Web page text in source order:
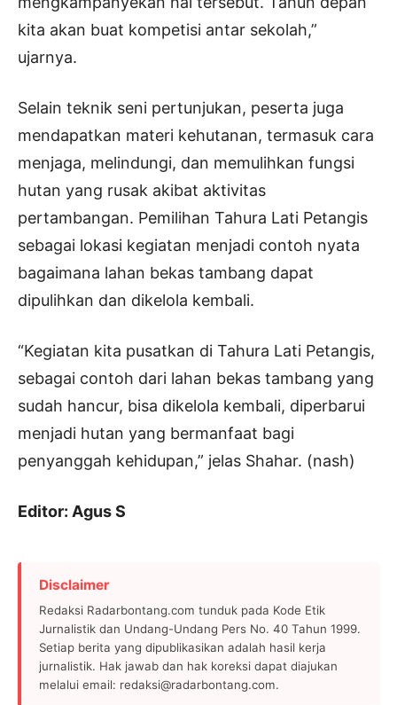
kita akan buat kompetisi antar sekolah,”
ujarnya.
Selain teknik seni pertunjukan, peserta juga
mendapatkan materi kehutanan, termasuk cara
menjaga, melindungi, dan memulihkan fungsi
hutan yang rusak akibat aktivitas
pertambangan. Pemilihan Tahura Lati Petangis
sebagai lokasi kegiatan menjadi contoh nyata
bagaimana lahan bekas tambang dapat
dipulihkan dan dikelola kembali.
“Kegiatan kita pusatkan di Tahura Lati Petangis,
sebagai contoh dari lahan bekas tambang yang
sudah hancur, bisa dikelola kembali, diperbarui
menjadi hutan yang bermanfaat bagi
penyanggah kehidupan,” jelas Shahar. (nash)
Editor: Agus S
Disclaimer
Redaksi Radarbontang.com tunduk pada Kode Etik
Jurnalistik dan Undang-Undang Pers No. 40 Tahun 1999.
Setiap berita yang dipublikasikan adalah hasil kerja
jurnalistik. Hak jawab dan hak koreksi dapat diajukan
melalui email: redaksi@radarbontang.com.